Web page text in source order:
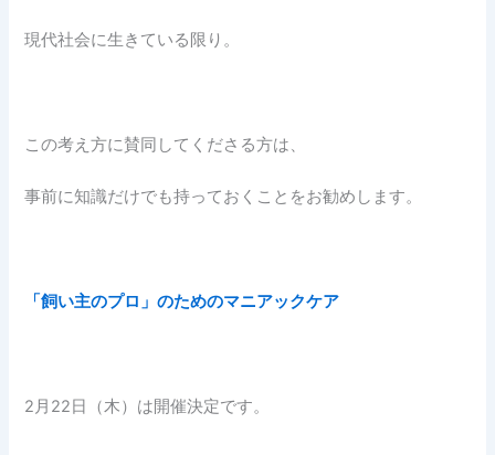
現代社会に生きている限り。
この考え方に賛同してくださる方は、
事前に知識だけでも持っておくことをお勧めします。
「飼い主のプロ」のためのマニアックケア
2月22日（木）は開催決定です。